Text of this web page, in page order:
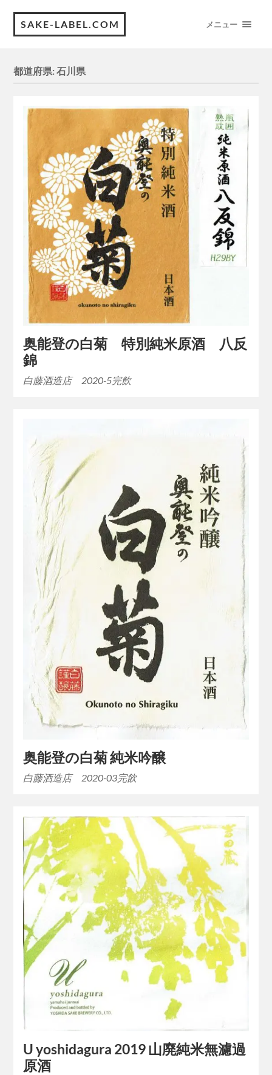
SAKE-LABEL.COM メニュー
都道府県:石川県
奥能登の白菊 特別純米原酒 八反
錦
白藤酒造店 2020-5完飲
奥能登の白菊 純米吟醸
白藤酒造店 2020-03完飲
U yoshidagura 2019 山廃純米無濾過
原酒